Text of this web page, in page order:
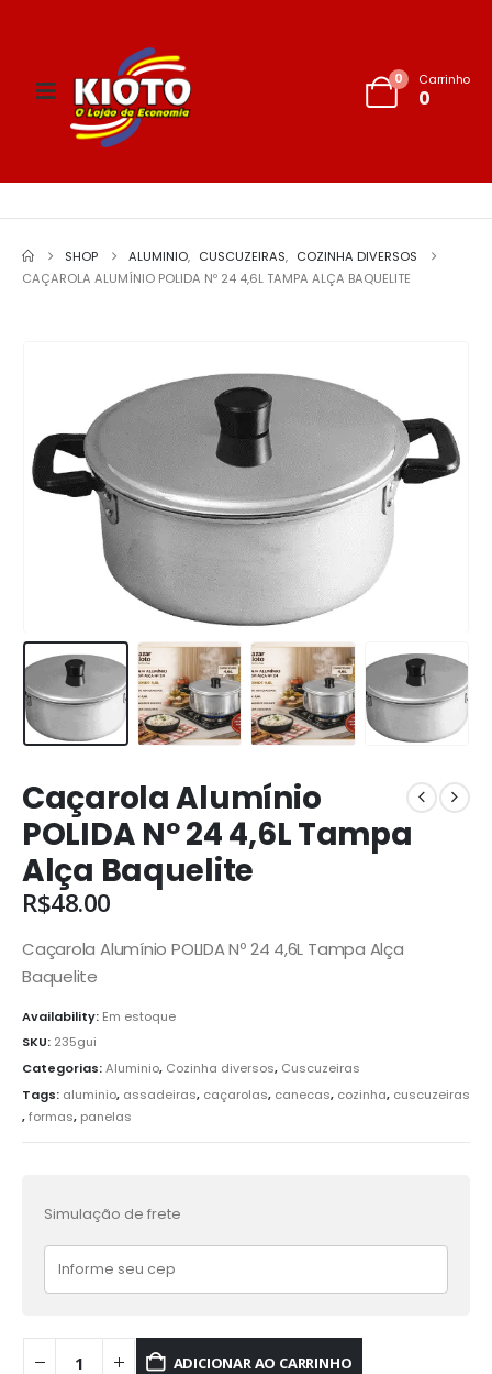
0 Carrinho
0
SHOP ALUMINIO, CUSCUZEIRAS, COZINHA DIVERSOS
CAÇAROLA ALUMÍNIO POLIDA Nº 24 4,6L TAMPA ALÇA BAQUELITE
Caçarola Alumínio
POLIDA Nº 24 4,6L Tampa
Alça Baquelite
R$48.00
Caçarola Alumínio POLIDA Nº 24 4,6L Tampa Alça
Baquelite
Availability: Em estoque
SKU: 235gui
Categorias:Aluminio, Cozinha diversos, Cuscuzeiras
Tags: aluminio, assadeiras, caçarolas, canecas, cozinha, cuscuzeiras
,formas, panelas
Simulação de frete
ADICIONAR AO CARRINHO